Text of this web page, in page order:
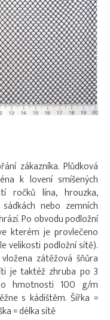
zákazníka. Plůdková
k lovení smíšených
ročků lína, hrouzka,
nebo zemních
Po obvodu podložní
kterém je provlečeno
velikosti podložní sítě).
zátěžová šňůra
je taktéž zhruba po 3
hmotnosti 100 g/m
s kádištěm. Šířka =
= délka sítě